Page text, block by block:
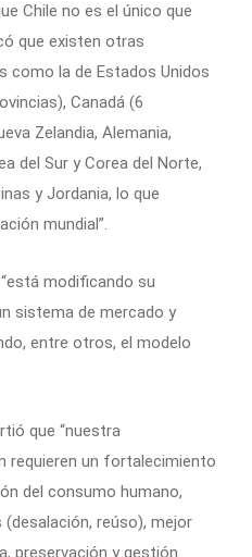
Chile no es el único que
que existen otras
como la de Estados Unidos
Canadá (6
Zelandia, Alemania,
del Sur y Corea del Norte,
y Jordania, lo que
mundial”.
modificando su
sistema de mercado y
entre otros, el modelo
que “nuestra
requieren un fortalecimiento
del consumo humano,
reúso), mejor
preservación y gestión